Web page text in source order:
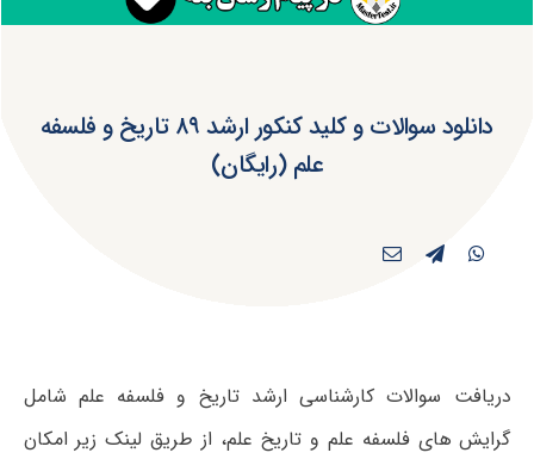
دانلود سوالات و کلید کنکور ارشد ۸۹ تاریخ و فلسفه
علم (رایگان)
دریافت سوالات کارشناسی ارشد تاریخ و فلسفه علم شامل
گرایش های فلسفه علم و تاریخ علم، از طریق لینک زیر امکان